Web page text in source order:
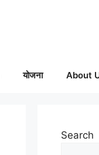
योजना About
Search